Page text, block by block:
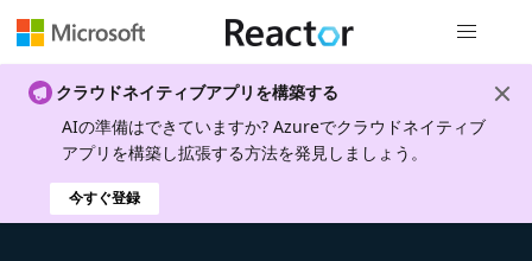
クラウドネイティブアプリを構築する
AIの準備はできていますか? Azureでクラウドネイティブ
アプリを構築し拡張する方法を発見しましょう。
今すぐ登録